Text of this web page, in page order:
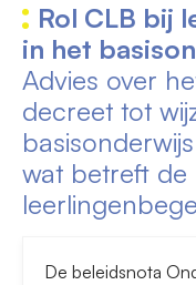
Rol CLB bij
in het
Advies over
decreet tot
wat betreft
De beleidsnota